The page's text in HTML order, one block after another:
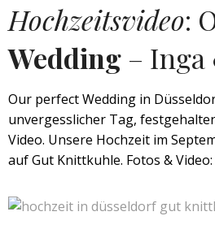
Hochzeitsvideo:
Wedding –
Our perfect Wedding in
unvergesslicher Tag,
Video. Unsere Hochzeit im
auf Gut Knittkuhle. Fotos &